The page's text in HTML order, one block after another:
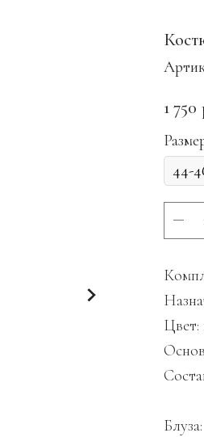
1 750
Цвет:
Блуза: